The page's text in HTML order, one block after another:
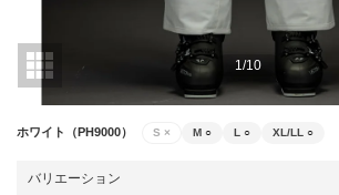
1 /10
ホワイト（PH9000） S × M ○ L ○ XL/LL ○
バリエーション